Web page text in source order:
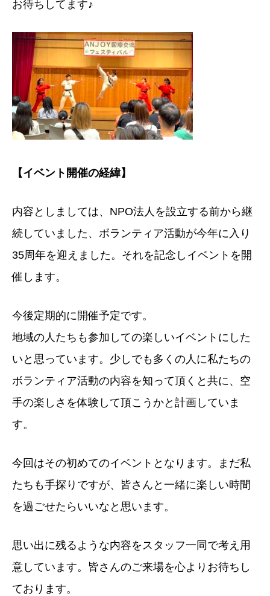
お待ちしてます♪
【イベント開催の経緯】
内容としましては、NPO法人を設立する前から継
続していました、ボランティア活動が今年に入り
35周年を迎えました。それを記念しイベントを開
催します。
今後定期的に開催予定です。
地域の人たちも参加しての楽しいイベントにした
いと思っています。少しでも多くの人に私たちの
ボランティア活動の内容を知って頂くと共に、空
手の楽しさを体験して頂こうかと計画していま
す。
今回はその初めてのイベントとなります。まだ私
たちも手探りですが、皆さんと一緒に楽しい時間
を過ごせたらいいなと思います。
思い出に残るような内容をスタッフ一同で考え用
意しています。皆さんのご来場を心よりお待ちし
ております。